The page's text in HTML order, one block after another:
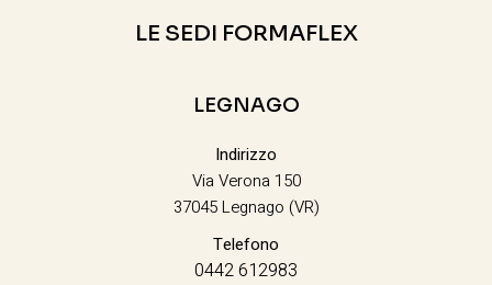
LE SEDI FORMAFLEX
LEGNAGO
Indirizzo
Via Verona 150
37045 Legnago (VR)
Telefono
0442 612983